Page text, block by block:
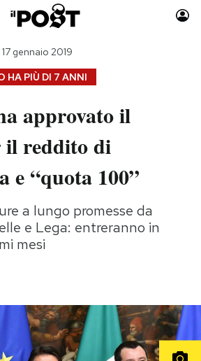
Auto
Moda
Consumismi
Storie/Idee
Media
HA PIÙ DI 7 ANNI
gennaio 2019
approvato il
il reddito di
e “quota 100”
a lungo promesse da
e Lega: entreranno in
mesi